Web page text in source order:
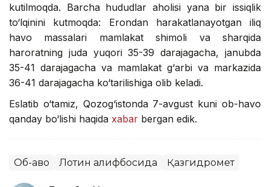
kutilmoqda. Barcha hududlar aholisi yana bir issiqlik
to‘lqinini kutmoqda: Erondan harakatlanayotgan iliq
havo massalari mamlakat shimoli va sharqida
haroratning juda yuqori 35-39 darajagacha, janubda
35-41 darajagacha va mamlakat g‘arbi va markazida
36-41 darajagacha ko‘tarilishiga olib keladi.
Eslatib o‘tamiz, Qozog‘istonda 7-avgust kuni ob-havo
qanday bo‘lishi haqida xabar bergan edik.
Об-ҳаво Лотин алифбосида Қазгидромет